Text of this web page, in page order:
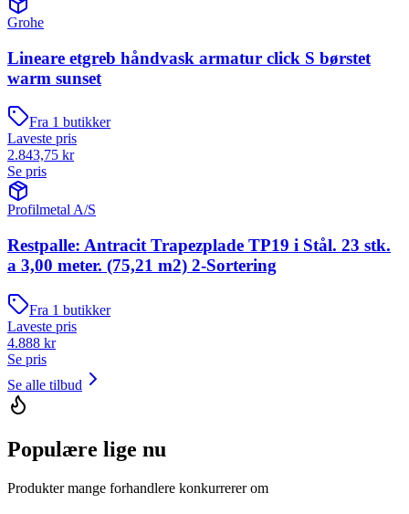
Grohe
Lineare etgreb håndvask armatur click S børstet
warm sunset
Fra 1 butikker
Laveste pris
2.843,75 kr
Se pris
Profilmetal A/S
Restpalle: Antracit Trapezplade TP19 i Stål. 23 stk.
a 3,00 meter. (75,21 m2) 2-Sortering
Fra 1 butikker
Laveste pris
4.888 kr
Se pris
Se alle tilbud
Populære lige nu
Produkter mange forhandlere konkurrerer om